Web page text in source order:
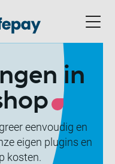
in
eenvoudig en
eigen plugins en
kosten.